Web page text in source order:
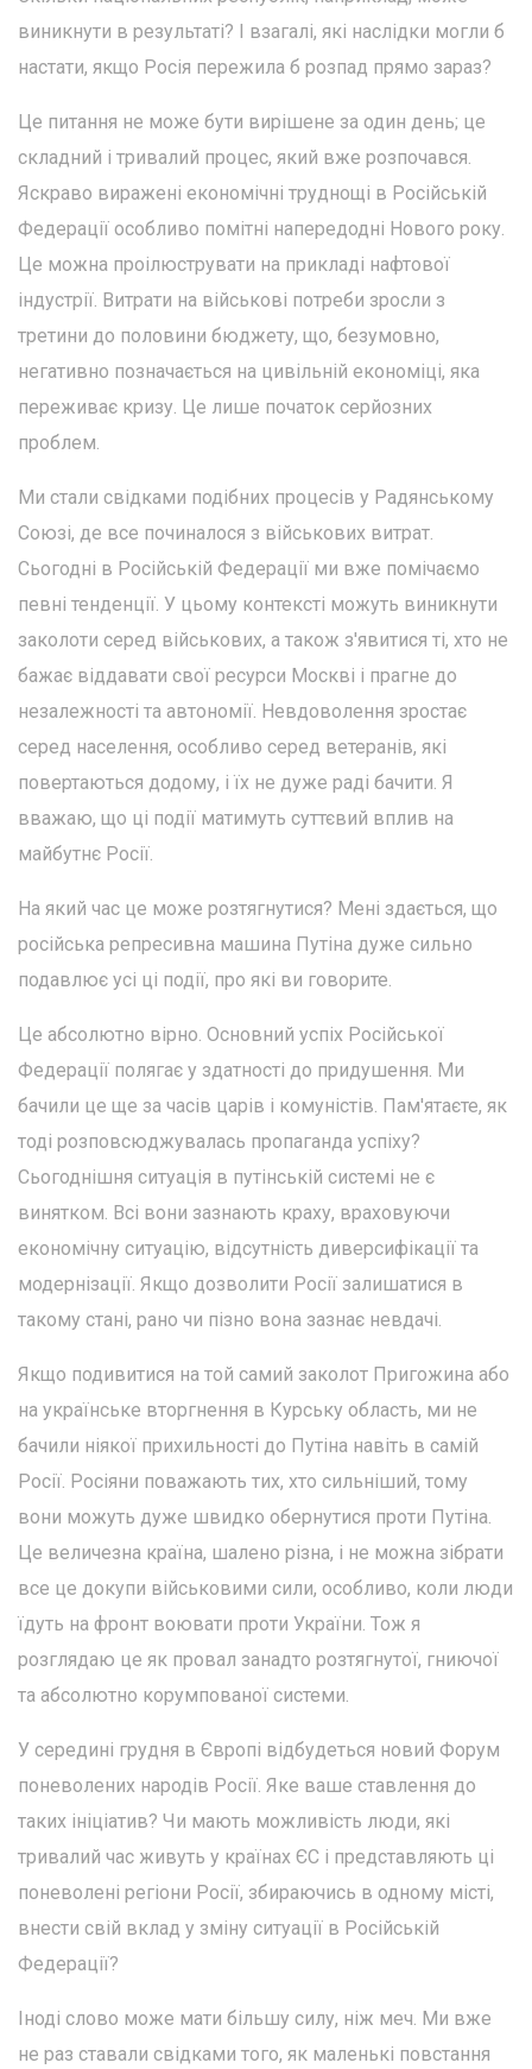
виникнути в результаті? І взагалі, які наслідки могли б
настати, якщо Росія пережила б розпад прямо зараз?
Це питання не може бути вирішене за один день; це
складний і тривалий процес, який вже розпочався.
Яскраво виражені економічні труднощі в Російській
Федерації особливо помітні напередодні Нового року.
Це можна проілюструвати на прикладі нафтової
індустрії. Витрати на військові потреби зросли з
третини до половини бюджету, що, безумовно,
негативно позначається на цивільній економіці, яка
переживає кризу. Це лише початок серйозних
проблем.
Ми стали свідками подібних процесів у Радянському
Союзі, де все починалося з військових витрат.
Сьогодні в Російській Федерації ми вже помічаємо
певні тенденції. У цьому контексті можуть виникнути
заколоти серед військових, а також з'явитися ті, хто не
бажає віддавати свої ресурси Москві і прагне до
незалежності та автономії. Невдоволення зростає
серед населення, особливо серед ветеранів, які
повертаються додому, і їх не дуже раді бачити. Я
вважаю, що ці події матимуть суттєвий вплив на
майбутнє Росії.
На який час це може розтягнутися? Мені здається, що
російська репресивна машина Путіна дуже сильно
подавлює усі ці події, про які ви говорите.
Це абсолютно вірно. Основний успіх Російської
Федерації полягає у здатності до придушення. Ми
бачили це ще за часів царів і комуністів. Пам'ятаєте, як
тоді розповсюджувалась пропаганда успіху?
Сьогоднішня ситуація в путінській системі не є
винятком. Всі вони зазнають краху, враховуючи
економічну ситуацію, відсутність диверсифікації та
модернізації. Якщо дозволити Росії залишатися в
такому стані, рано чи пізно вона зазнає невдачі.
Якщо подивитися на той самий заколот Пригожина або
на українське вторгнення в Курську область, ми не
бачили ніякої прихильності до Путіна навіть в самій
Росії. Росіяни поважають тих, хто сильніший, тому
вони можуть дуже швидко обернутися проти Путіна.
Це величезна країна, шалено різна, і не можна зібрати
все це докупи військовими сили, особливо, коли люди
їдуть на фронт воювати проти України. Тож я
розглядаю це як провал занадто розтягнутої, гниючої
та абсолютно корумпованої системи.
У середині грудня в Європі відбудеться новий Форум
поневолених народів Росії. Яке ваше ставлення до
таких ініціатив? Чи мають можливість люди, які
тривалий час живуть у країнах ЄС і представляють ці
поневолені регіони Росії, збираючись в одному місті,
внести свій вклад у зміну ситуації в Російській
Федерації?
Іноді слово може мати більшу силу, ніж меч. Ми вже
не раз ставали свідками того, як маленькі повстання